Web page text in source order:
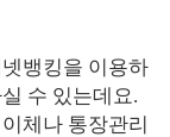
뱅킹을 이용하
수 있는데요.
체나 통장관리